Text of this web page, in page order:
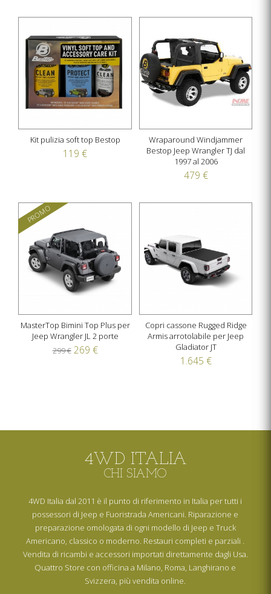
Kit pulizia soft top Bestop
119 €
Wraparound Windjammer
Bestop Jeep Wrangler TJ dal
1997 al 2006
479 €
PROMO
MasterTop Bimini Top Plus per
Jeep Wrangler JL 2 porte
299 € 269 €
Copri cassone Rugged Ridge
Armis arrotolabile per Jeep
Gladiator JT
1.645 €
4WD ITALIA
CHI SIAMO
4WD Italia dal 2011 è il punto di riferimento in Italia per tutti i
possessori di Jeep e Fuoristrada Americani. Riparazione e
preparazione omologata di ogni modello di Jeep e Truck
Americano, classico o moderno. Restauri completi e parziali .
Vendita di ricambi e accessori importati direttamente dagli Usa.
Quattro Store con officina a Milano, Roma, Langhirano e
Svizzera, più vendita online.